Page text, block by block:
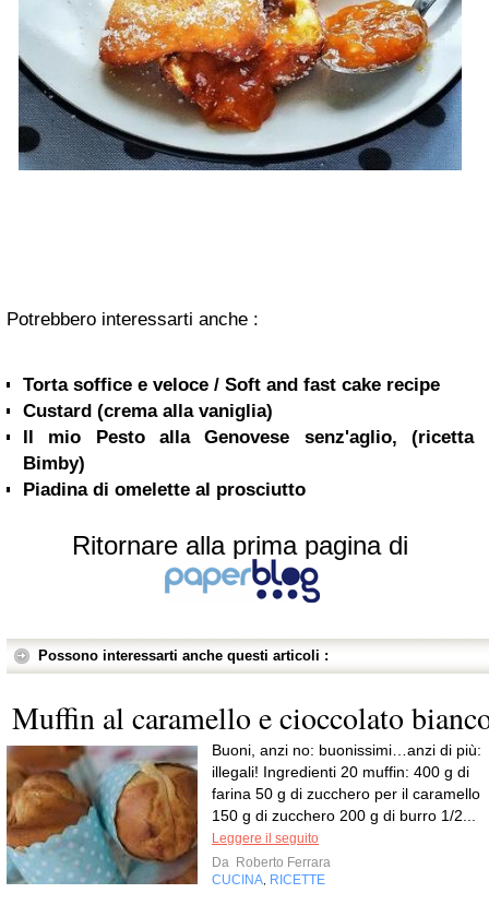
Potrebbero interessarti anche :
Torta soffice e veloce / Soft and fast cake recipe
Custard (crema alla vaniglia)
Il mio Pesto alla Genovese senz'aglio, (ricetta
Bimby)
Piadina di omelette al prosciutto
Ritornare alla prima pagina di
Possono interessarti anche questi articoli :
Muffin al caramello e cioccolato
Buoni, anzi no: buonissimi…anzi di più:
illegali! Ingredienti 20 muffin: 400 g di
farina 50 g di zucchero per il caramello
150 g di zucchero 200 g di burro 1/2...
Leggere il seguito
Da Roberto Ferrara
CUCINA RICETTE